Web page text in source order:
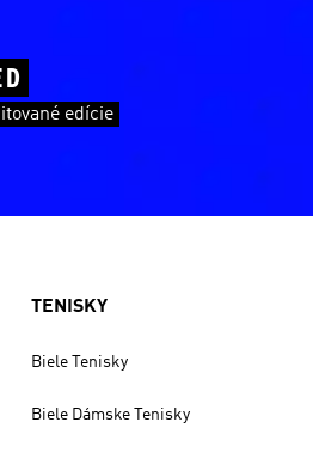
edície
TENISKY
Biele Tenisky
Biele Dámske Tenisky